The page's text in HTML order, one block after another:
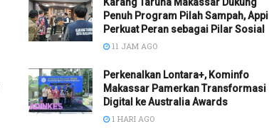
Penuh Program Pilah Sampah, Appi
Perkuat Peran sebagai Pilar Sosial
11 JAM AGO
Perkenalkan Lontara+, Kominfo
Makassar Pamerkan Transformasi
Digital ke Australia Awards
1 HARI AGO